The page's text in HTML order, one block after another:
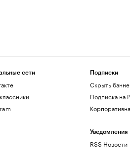
сети Подписки
Скрыть
Подписка на
Уведомления
RSS Новости